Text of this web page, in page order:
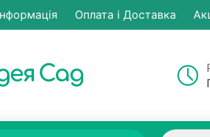
Оплата і Доставка